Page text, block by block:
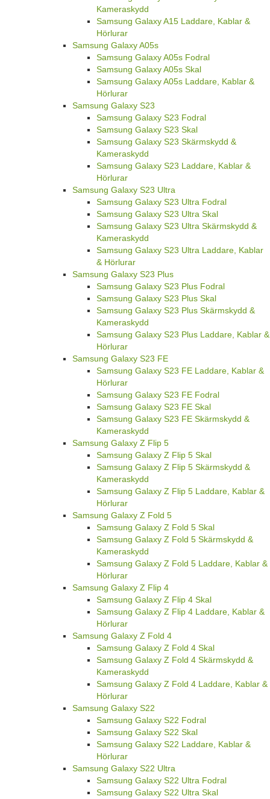
Kameraskydd
Samsung Galaxy A15 Laddare, Kablar &
Hörlurar
Samsung Galaxy A05s
Samsung Galaxy A05s Fodral
Samsung Galaxy A05s Skal
Samsung Galaxy A05s Laddare, Kablar &
Hörlurar
Samsung Galaxy S23
Samsung Galaxy S23 Fodral
Samsung Galaxy S23 Skal
Samsung Galaxy S23 Skärmskydd &
Kameraskydd
Samsung Galaxy S23 Laddare, Kablar &
Hörlurar
Samsung Galaxy S23 Ultra
Samsung Galaxy S23 Ultra Fodral
Samsung Galaxy S23 Ultra Skal
Samsung Galaxy S23 Ultra Skärmskydd &
Kameraskydd
Samsung Galaxy S23 Ultra Laddare, Kablar
& Hörlurar
Samsung Galaxy S23 Plus
Samsung Galaxy S23 Plus Fodral
Samsung Galaxy S23 Plus Skal
Samsung Galaxy S23 Plus Skärmskydd &
Kameraskydd
Samsung Galaxy S23 Plus Laddare, Kablar &
Hörlurar
Samsung Galaxy S23 FE
Samsung Galaxy S23 FE Laddare, Kablar &
Hörlurar
Samsung Galaxy S23 FE Fodral
Samsung Galaxy S23 FE Skal
Samsung Galaxy S23 FE Skärmskydd &
Kameraskydd
Samsung Galaxy Z Flip 5
Samsung Galaxy Z Flip 5 Skal
Samsung Galaxy Z Flip 5 Skärmskydd &
Kameraskydd
Samsung Galaxy Z Flip 5 Laddare, Kablar &
Hörlurar
Samsung Galaxy Z Fold 5
Samsung Galaxy Z Fold 5 Skal
Samsung Galaxy Z Fold 5 Skärmskydd &
Kameraskydd
Samsung Galaxy Z Fold 5 Laddare, Kablar &
Hörlurar
Samsung Galaxy Z Flip 4
Samsung Galaxy Z Flip 4 Skal
Samsung Galaxy Z Flip 4 Laddare, Kablar &
Hörlurar
Samsung Galaxy Z Fold 4
Samsung Galaxy Z Fold 4 Skal
Samsung Galaxy Z Fold 4 Skärmskydd &
Kameraskydd
Samsung Galaxy Z Fold 4 Laddare, Kablar &
Hörlurar
Samsung Galaxy S22
Samsung Galaxy S22 Fodral
Samsung Galaxy S22 Skal
Samsung Galaxy S22 Laddare, Kablar &
Hörlurar
Samsung Galaxy S22 Ultra
Samsung Galaxy S22 Ultra Fodral
Samsung Galaxy S22 Ultra Skal